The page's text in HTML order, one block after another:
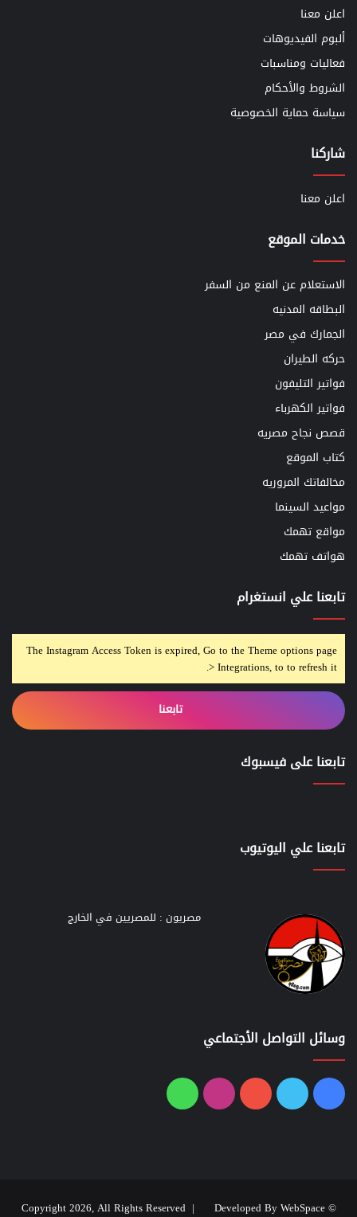
اعلن معنا
ألبوم الفيديوهات
فعاليات ومناسبات
الشروط والأحكام
سياسة حماية الخصوصية
شاركنا
اعلن معنا
خدمات الموقع
الاستعلام عن المنع من السفر
البطاقه المدنيه
الجمارك في مصر
حركه الطيران
فواتير التليفون
فواتير الكهرباء
قصص نجاح مصريه
كتاب الموقع
مخالفاتك المروريه
مواعيد السينما
مواقع تهمك
هواتف تهمك
تابعنا علي انستغرام
The Instagram Access Token is expired, Go to the Theme options page
> Integrations, to to refresh it.
تابعنا
تابعنا على فيسبوك
تابعنا علي اليوتيوب
مصريون : للمصريين في الخارج
وسائل التواصل الأجتماعي
فيسبوك
تويتر يوتيوبانستقرامواتساب
© Copyright 2026, All Rights Reserved |
Developed By WebSpace